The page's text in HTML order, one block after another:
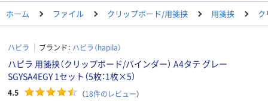
ホーム ファイル クリップボード/用箋挟 用箋挟
ハピラ ブランド： ハピラ（hapila）
ハピラ 用箋挟（クリップボード/バインダー） A4タテ グレー
SGYSA4EGY 1セット（5枚：1枚×5）
4.5 （18件のレビュー）